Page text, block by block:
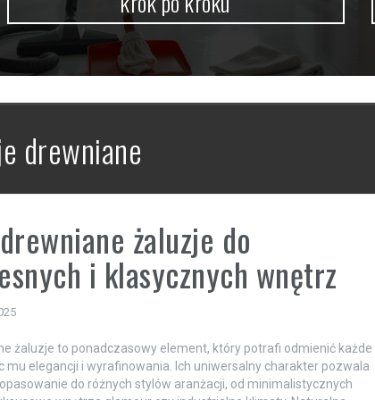
drewniane
żaluzje do
i klasycznych wnętrz
żaluzje to ponadczasowy element, który potrafi odmienić każde
mu elegancji i wyrafinowania. Ich uniwersalny charakter pozwala
do różnych stylów aranżacji, od minimalistycznych